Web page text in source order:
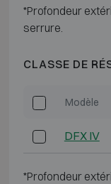
*Profondeur
serrure.
CLASSE DE
Modèle
DFX IV
*Profondeur